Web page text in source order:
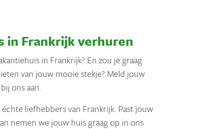
in Frankrijk verhuren
in Frankrijk? En zou je graag
van jouw mooie stekje? Meld jouw
ons aan.
liefhebbers van Frankrijk. Past jouw
nemen we jouw huis graag op in ons